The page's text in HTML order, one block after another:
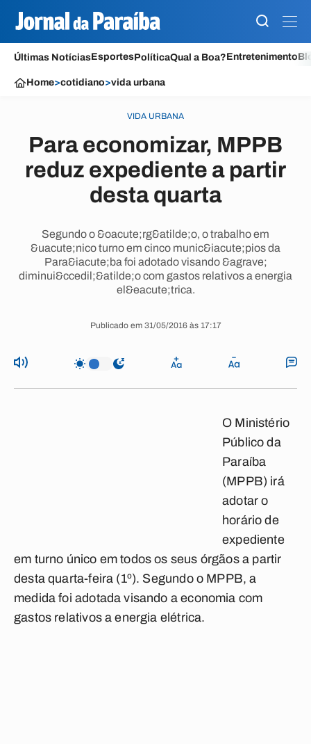
Últimas NotíciasEsportesPolíticaQual a Boa?Entretenimento
Home>cotidiano>vida urbana
VIDA URBANA
Para economizar, MPPB
reduz expediente a partir
desta quarta
Segundo o &oacute;rg&atilde;o, o trabalho em
&uacute;nico turno em cinco munic&iacute;pios da
Para&iacute;ba foi adotado visando &agrave;
diminui&ccedil;&atilde;o com gastos relativos a energia
el&eacute;trica.
Publicado em 31/05/2016 às 17:17
O Ministério
Público da
Paraíba
(MPPB) irá
adotar o
horário de
expediente
em turno único em todos os seus órgãos a partir
desta quarta-feira (1º). Segundo o MPPB, a
medida foi adotada visando a economia com
gastos relativos a energia elétrica.